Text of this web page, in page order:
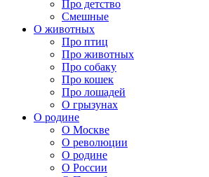
Про детство
Смешные
О животных
Про птиц
Про животных
Про собаку
Про кошек
Про лошадей
О грызунах
О родине
О Москве
О революции
О родине
О России